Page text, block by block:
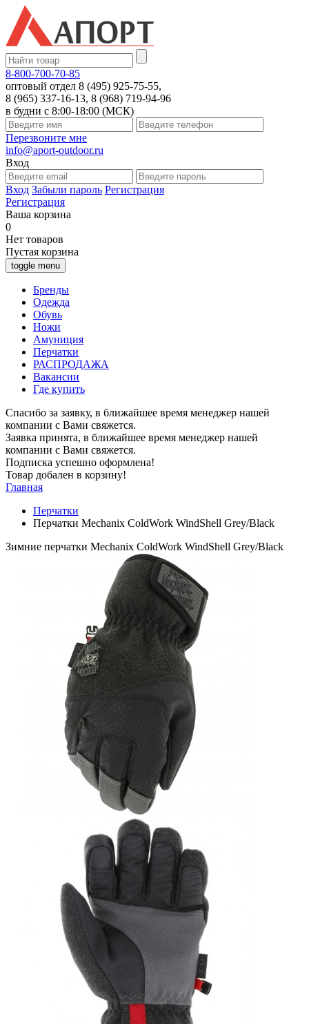
8-800-700-70-85
оптовый отдел 8 (495) 925-75-55,
8 (965) 337-16-13, 8 (968) 719-94-96
в будни с 8:00-18:00 (МСК)
Перезвоните мне
info@aport-outdoor.ru
Вход
Вход Забыли пароль Регистрация
Регистрация
Ваша корзина
0
Нет товаров
Пустая корзина
toggle menu
Бренды
Одежда
Обувь
Ножи
Амуниция
Перчатки
РАСПРОДАЖА
Вакансии
Где купить
Спасибо за заявку, в ближайшее время менеджер нашей
компании с Вами свяжется.
Заявка принята, в ближайшее время менеджер нашей
компании с Вами свяжется.
Подписка успешно оформлена!
Товар добален в корзину!
Главная
Перчатки
Перчатки Mechanix ColdWork WindShell Grey/Black
Зимние перчатки Mechanix ColdWork WindShell Grey/Black